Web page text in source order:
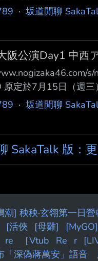
」！櫻坂46確
）・25日（日）在台
月25日（日）登場演
站。 ＜公演概要＞
in TAIPEI 【日期】
日（日） 【會
· 坂道閒聊
阪公演Day1 中西
定於7月15日（週三
真夏の全国ツアー
的中西アルノ，因身
此外，關於7月16日
否出演，將視本人身
· 坂道閒聊
SakaTalk 版：
潮] 秧秧·玄翎第一日
[活俠 [母雞] [MyGO]
re ［Vtub Re r
「深偽蔣萬安」語音